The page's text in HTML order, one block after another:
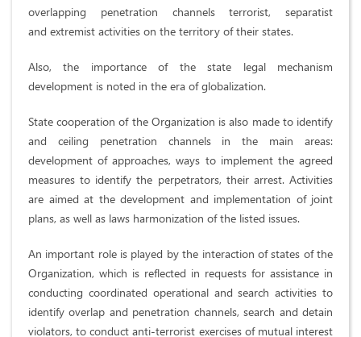
overlapping penetration channels terrorist, separatist
and extremist activities on the territory of their states.
Also, the importance of the state legal mechanism
development is noted in the era of globalization.
State cooperation of the Organization is also made to identify
and ceiling penetration channels in the main areas:
development of approaches, ways to implement the agreed
measures to identify the perpetrators, their arrest. Activities
are aimed at the development and implementation of joint
plans, as well as laws harmonization of the listed issues.
An important role is played by the interaction of states of the
Organization, which is reflected in requests for assistance in
conducting coordinated operational and search activities to
identify overlap and penetration channels, search and detain
violators, to conduct anti-terrorist exercises of mutual interest